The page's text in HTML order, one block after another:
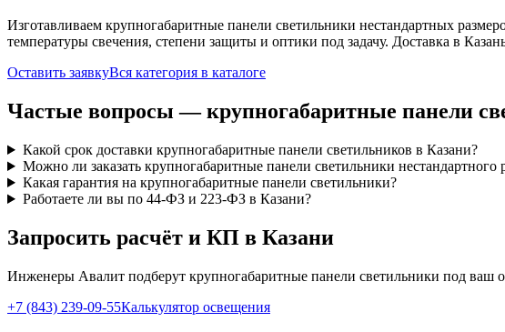
Изготавливаем крупногабаритные панели светильники нестандартных
температуры свечения, степени защиты и оптики под задачу. Доставка в
Оставить заявкуВся категория в каталоге
Частые вопросы —крупногабаритные панели
Какой срок доставки крупногабаритные панели светильников в Казани?
Можно ли заказать крупногабаритные панели светильники нестандартного
Какая гарантия на крупногабаритные панели светильники?
Работаете ли вы по 44-ФЗ и 223-ФЗ в Казани?
Запросить расчёт и КП в Казани
Инженеры Авалит подберут крупногабаритные панели светильники под ваш
+7 (843) 239-09-55Калькулятор освещения